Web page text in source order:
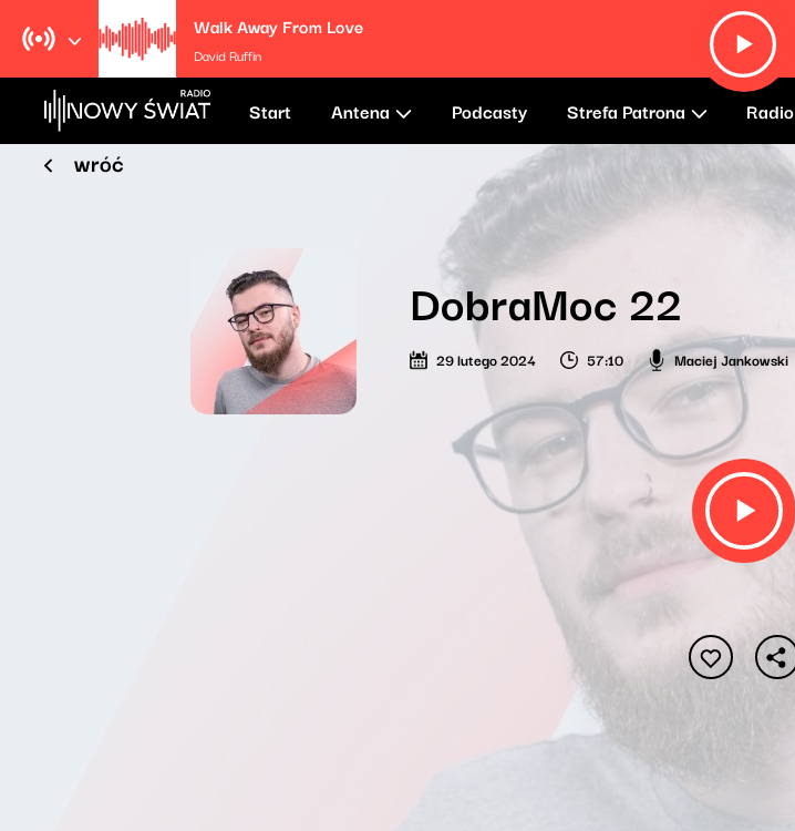
Walk Away From Love
David Ruffin
Start Antena Podcasty Strefa Patrona Radio
wróć
DobraMoc 22
29 lutego 2024 57:10 Maciej Jankowski